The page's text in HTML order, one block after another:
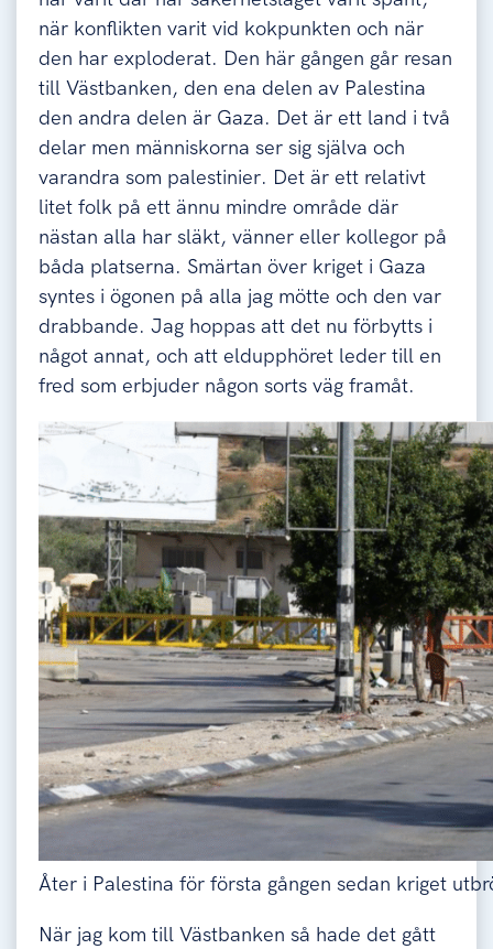
när konflikten varit vid kokpunkten och när
den har exploderat. Den här gången går resan
till Västbanken, den ena delen av Palestina
den andra delen är Gaza. Det är ett land i två
delar men människorna ser sig själva och
varandra som palestinier. Det är ett relativt
litet folk på ett ännu mindre område där
nästan alla har släkt, vänner eller kollegor på
båda platserna. Smärtan över kriget i Gaza
syntes i ögonen på alla jag mötte och den var
drabbande. Jag hoppas att det nu förbytts i
något annat, och att eldupphöret leder till en
fred som erbjuder någon sorts väg framåt.
Åter i Palestina för första gången sedan kriget
När jag kom till Västbanken så hade det gått